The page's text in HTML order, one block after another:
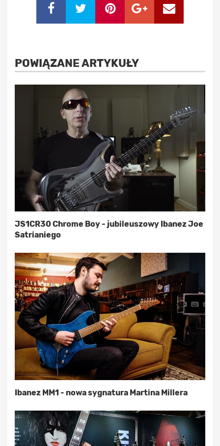
POWIĄZANE ARTYKUŁY
JS1CR30 Chrome Boy - jubileuszowy Ibanez Joe
Satrianiego
Ibanez MM1 - nowa sygnatura Martina Millera